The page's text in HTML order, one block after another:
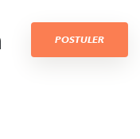
POSTULER